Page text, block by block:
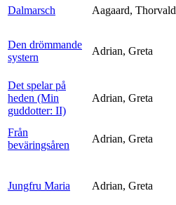
Dalmarsch
Aagaard, Thorvald
Den drömmande
systern
Adrian, Greta
Det spelar på
heden (Min
guddotter: II)
Adrian, Greta
Från
beväringsåren
Adrian, Greta
Jungfru Maria Adrian, Greta